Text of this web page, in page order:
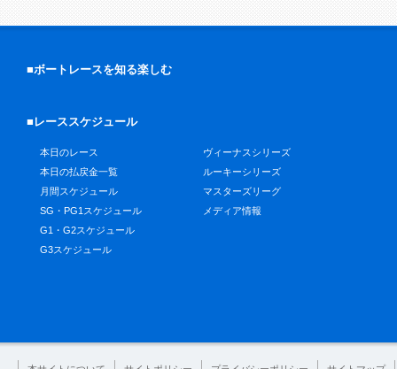
■ボートレースを知る楽しむ
■レーススケジュール
本日のレース
本日の払戻金一覧
月間スケジュール
SG・PG1スケジュール
G1・G2スケジュール
G3スケジュール
ヴィーナスシリーズ
ルーキーシリーズ
マスターズリーグ
メディア情報